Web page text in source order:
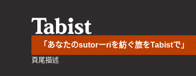
「あなたのsutorーriを紡ぐ旅をTabistで」
頁尾描述